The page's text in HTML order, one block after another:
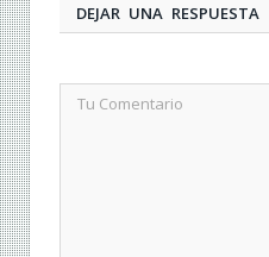
DEJAR UNA RESPUESTA